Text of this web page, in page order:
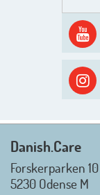
Men
ud i
Mvh.
Danish.Care
Forskerparken
5230 Odense M